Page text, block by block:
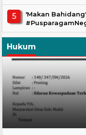
'Makan
Hukum